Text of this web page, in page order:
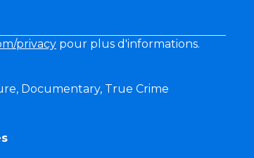
privacy pour plus d'informations.
Documentary, True Crime